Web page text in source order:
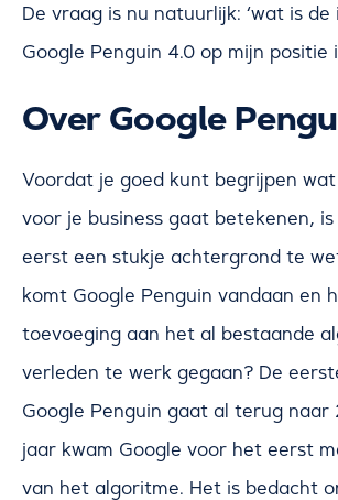
De vraag is nu natuurlijk: ‘wat is de
Google Penguin 4.0 op mijn positie
Over Google
Voordat je goed kunt begrijpen
voor je business gaat betekenen,
eerst een stukje achtergrond te
komt Google Penguin vandaan en
toevoeging aan het al bestaande
verleden te werk gegaan? De
Google Penguin gaat al terug naar
jaar kwam Google voor het eerst
van het algoritme. Het is bedacht